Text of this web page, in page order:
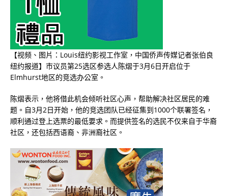
【视频、图片：Louis纽约影视工作室，中国侨声传媒记者张伯良
纽约报道】市议员第25选区参选人陈熠于3月6日开启位于
Elmhurst地区的竞选办公室。
陈熠表示，他将借此机会倾听社区心声，帮助解决社区居民的难
题。自3月2日开始，他的竞选团队已经征集到1000个联署签名，
顺利通过登上选票的最低要求。而提供签名的选民不仅来自于华裔
社区，还包括西语裔、非洲裔社区。